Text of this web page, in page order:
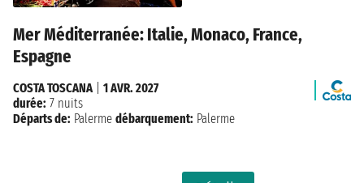
Mer Méditerranée: Italie, Monaco, France,
Espagne
COSTA TOSCANA
1 AVR. 2027
durée: 7 nuits
Départs de: Palerme débarquement: Palerme